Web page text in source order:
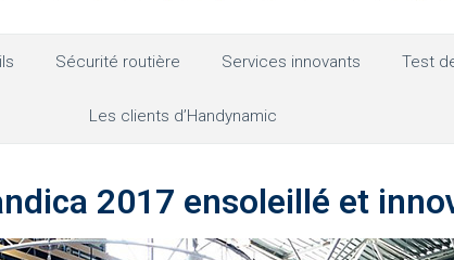
Sécurité routière Services innovants Test
Les clients d’Handynamic
2017 ensoleillé et